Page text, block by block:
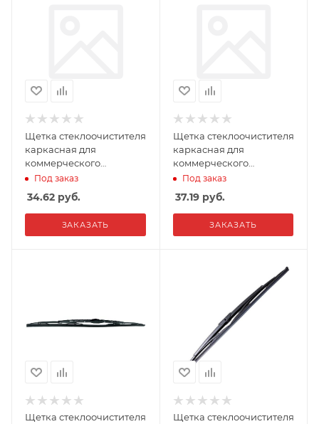
Щетка стеклоочистителя
каркасная для
коммерческого
транспорта AVS BTW-60
Под заказ
34.62 руб.
ЗАКАЗАТЬ
Щетка стеклоочистителя
каркасная для
коммерческого
транспорта AVS BTW-65
Под заказ
37.19руб.
ЗАКАЗАТЬ
Щетка стеклоочистителя
Щетка стеклоочистителя